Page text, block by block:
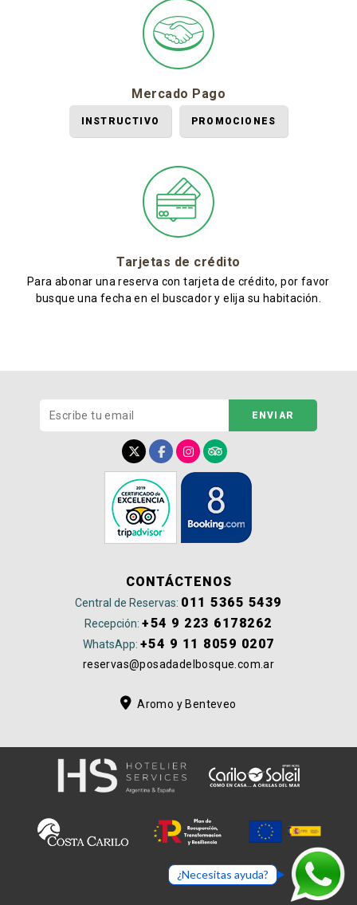
Mercado Pago
INSTRUCTIVO PROMOCIONES
Tarjetas de crédito
Para abonar una reserva con tarjeta de crédito, por favor
busque una fecha en el buscador y elija su habitación.
ENVIAR
CONTÁCTENOS
Central de Reservas: 011 5365 5439
Recepción:+54 9 223 6178262
WhatsApp: +54 9 11 8059 0207
reservas@posadadelbosque.com.ar
Aromo y Benteveo
¿Necesitas ayuda?